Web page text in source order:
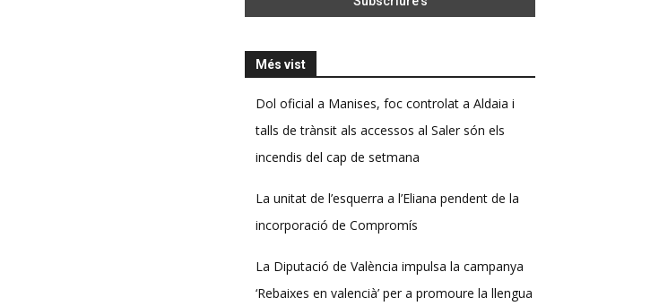
Més vist
Dol oficial a Manises, foc controlat a Aldaia i
talls de trànsit als accessos al Saler són els
incendis del cap de setmana
La unitat de l’esquerra a l’Eliana pendent de la
incorporació de Compromís
La Diputació de València impulsa la campanya
‘Rebaixes en valencià’ per a promoure la llengua